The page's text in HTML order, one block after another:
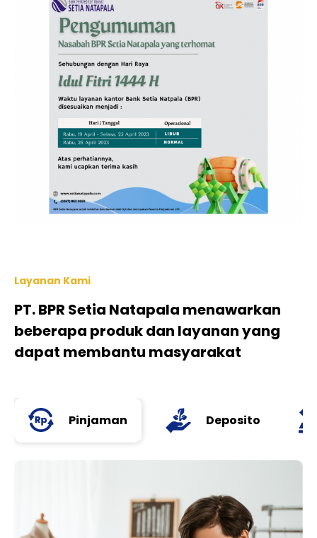
Layanan Kami
PT. BPR Setia Natapala menawarkan
beberapa produk dan layanan yang
dapat membantu masyarakat
Pinjaman Deposito